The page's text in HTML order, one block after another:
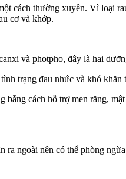
cách thường xuyên. Vì loại
cơ và khớp.
và photpho, đây là hai
trạng đau nhức và khó
cách hỗ trợ men răng,
ngoài nên có thể phòng